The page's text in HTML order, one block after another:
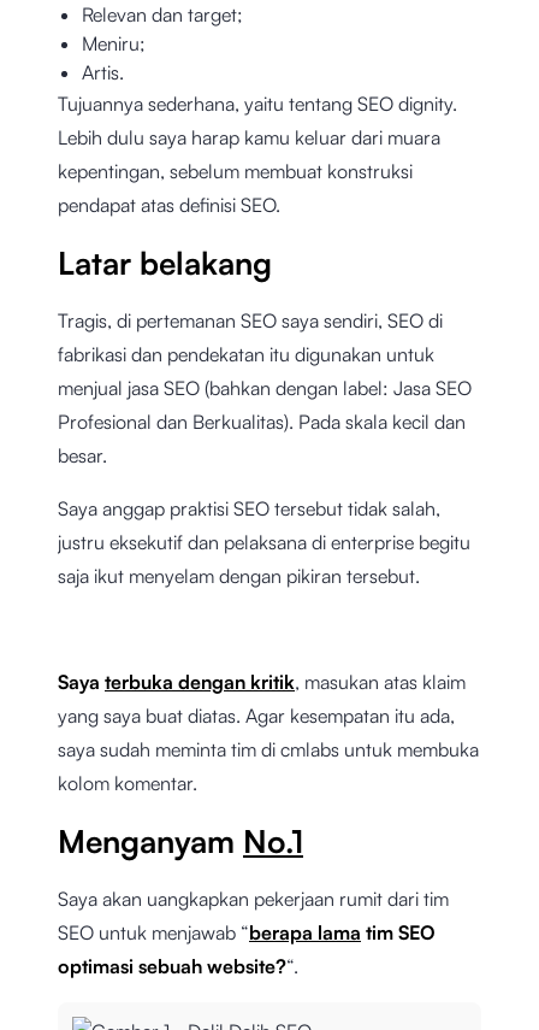
Relevan dan target;
Meniru;
Artis.
Tujuannya sederhana, yaitu tentang SEO dignity.
Lebih dulu saya harap kamu keluar dari muara
kepentingan, sebelum membuat konstruksi
pendapat atas definisi SEO.
Latar belakang
Tragis, di pertemanan SEO saya sendiri, SEO di
fabrikasi dan pendekatan itu digunakan untuk
menjual jasa SEO (bahkan dengan label: Jasa SEO
Profesional dan Berkualitas). Pada skala kecil dan
besar.
Saya anggap praktisi SEO tersebut tidak salah,
justru eksekutif dan pelaksana di enterprise begitu
saja ikut menyelam dengan pikiran tersebut.
Saya terbuka dengan kritik, masukan atas klaim
yang saya buat diatas. Agar kesempatan itu ada,
saya sudah meminta tim di cmlabs untuk membuka
kolom komentar.
Menganyam No.1
Saya akan uangkapkan pekerjaan rumit dari tim
SEO untuk menjawab “berapa lama tim SEO
optimasi sebuah website?“.